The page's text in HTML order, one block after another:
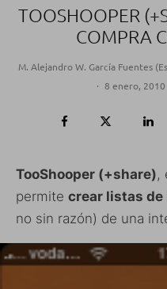
TOOSHOOPER
COMPRA
M. Alejandro W. García Fuentes
· 8 enero, 2010
TooShooper (+share),
permite crear listas de
no sin razón) de una